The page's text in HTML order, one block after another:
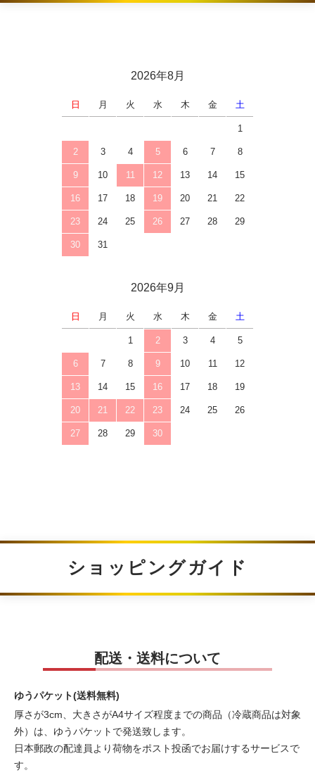
2026年8月
日 月 火 水 木 金 土
1
2 3 4 5 6 7 8
9 10 11 12 13 14 15
16 17 18 19 20 21 22
23 24 25 26 27 28 29
30 31
2026年9月
日 月 火 水 木 金 土
1 2 3 4 5
6 7 8 9 10 11 12
13 14 15 16 17 18 19
20 21 22 23 24 25 26
27 28 29 30
ショッピングガイド
配送・送料について
ゆうパケット(送料無料)
厚さが3cm、大きさがA4サイズ程度までの商品（冷蔵商品は対象
外）は、ゆうパケットで発送致します。
日本郵政の配達員より荷物をポスト投函でお届けするサービスで
す。